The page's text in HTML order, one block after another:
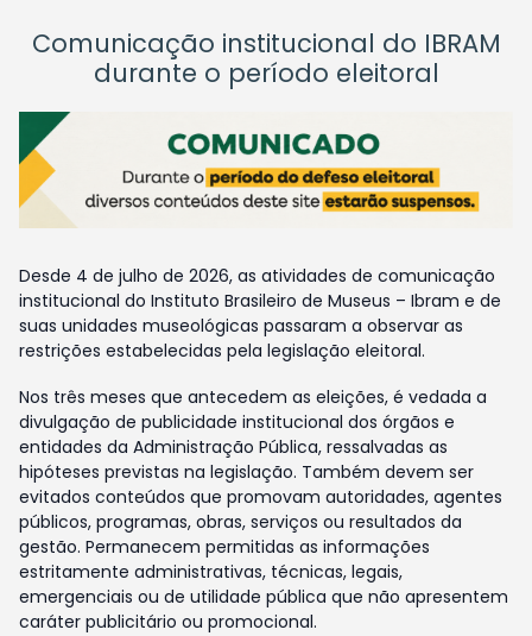
Comunicação institucional do IBRAM
durante o período eleitoral
Desde 4 de julho de 2026, as atividades de comunicação
institucional do Instituto Brasileiro de Museus – Ibram e de
suas unidades museológicas passaram a observar as
restrições estabelecidas pela legislação eleitoral.
Nos três meses que antecedem as eleições, é vedada a
divulgação de publicidade institucional dos órgãos e
entidades da Administração Pública, ressalvadas as
hipóteses previstas na legislação. Também devem ser
evitados conteúdos que promovam autoridades, agentes
públicos, programas, obras, serviços ou resultados da
gestão. Permanecem permitidas as informações
estritamente administrativas, técnicas, legais,
emergenciais ou de utilidade pública que não apresentem
caráter publicitário ou promocional.